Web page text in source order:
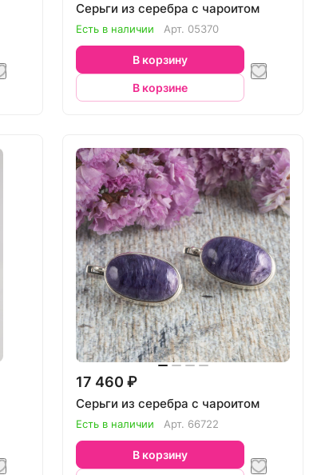
Серьги из серебра с чароитом
Есть в наличии Арт. 05370
В корзину
В корзине
17 460 ₽
Серьги из серебра с чароитом
Есть в наличии Арт. 66722
В корзину